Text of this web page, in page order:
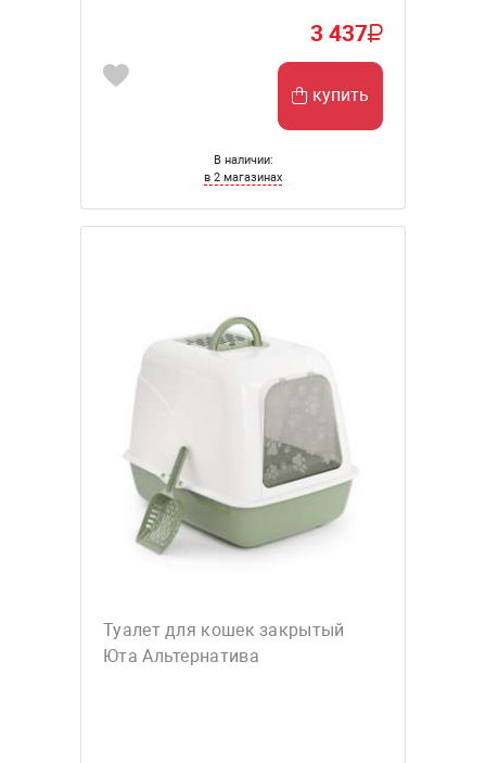
3 437
купить
В наличии:
в 2 магазинах
Туалет для кошек закрытый
Юта Альтернатива